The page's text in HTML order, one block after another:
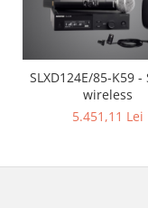
SLXD124E/85-K59 -
wireless
5.451,11 Lei